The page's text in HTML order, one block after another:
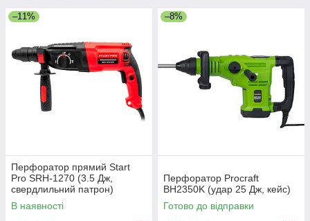
–11%
Перфоратор прямий Start
Pro SRH-1270 (3.5 Дж,
свердлильний патрон)
В наявності
–8%
Перфоратор Procraft
BH2350K (удар 25 Дж, кейс)
Готово до відправки